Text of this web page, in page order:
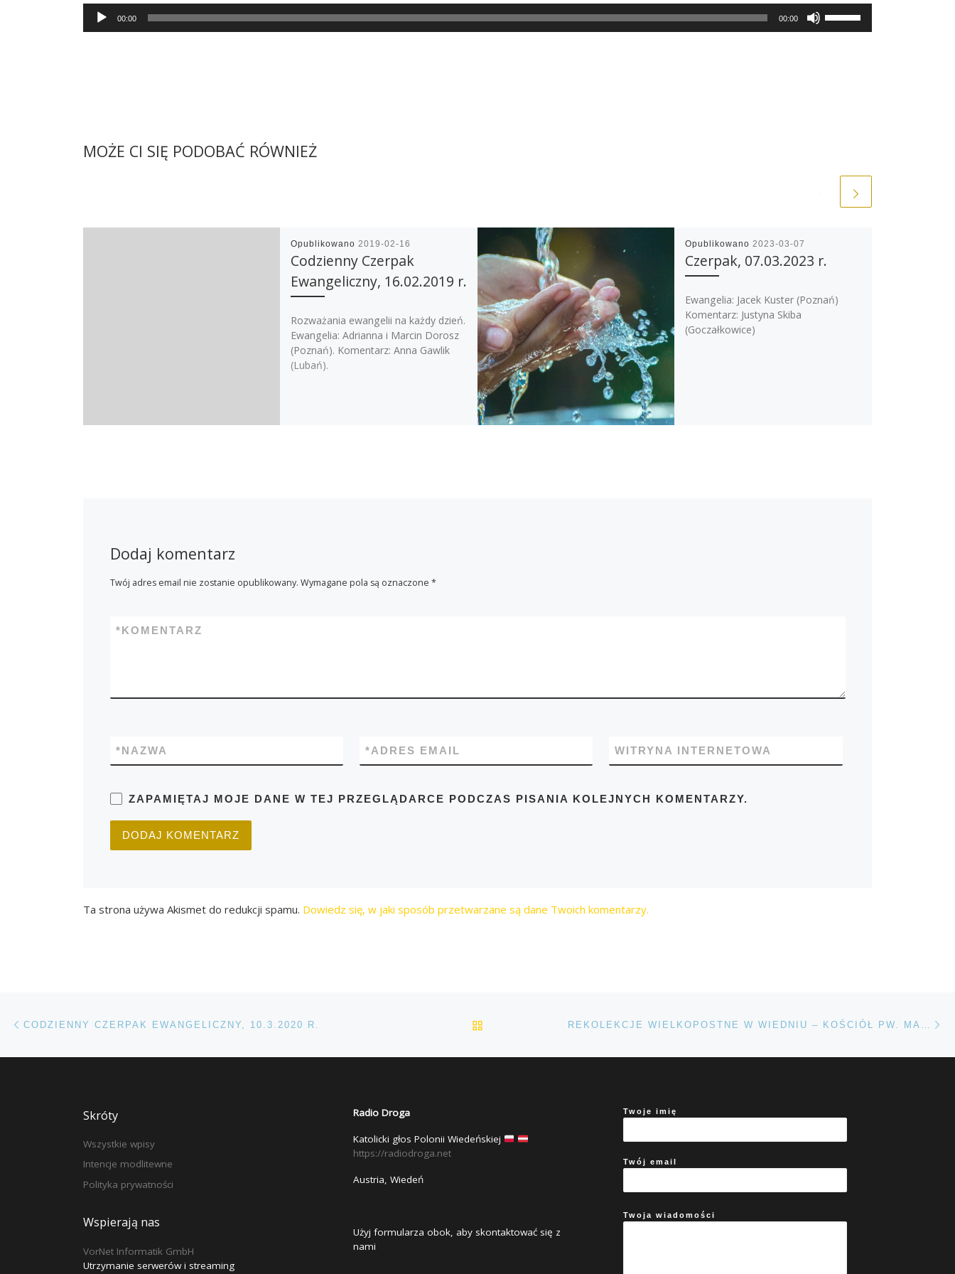
Audio
Player
00:00 00:00
Use
Up/Down
MOŻE CI SIĘ PODOBAĆ RÓWNIEŻ
Opublikowano 2019-02-16
Codzienny Czerpak
Ewangeliczny, 16.02.2019 r.
Rozważania ewangelii na każdy dzień.
Ewangelia: Adrianna i Marcin Dorosz
(Poznań). Komentarz: Anna Gawlik
(Lubań).
Opublikowano 2023-03-07
Czerpak, 07.03.2023 r.
Ewangelia: Jacek Kuster (Poznań)
Komentarz: Justyna Skiba
(Goczałkowice)
Dodaj komentarz
Twój adres email nie zostanie opublikowany. Wymagane pola są oznaczone *
KOMENTARZ
*
NAZWA
* ADRES EMAIL
* WITRYNA INTERNETOWA
ZAPAMIĘTAJ MOJE DANE W TEJ PRZEGLĄDARCE PODCZAS PISANIA KOLEJNYCH KOMENTARZY.
Ta strona używa Akismet do redukcji spamu. Dowiedz się, w jaki sposób przetwarzane są dane Twoich komentarzy.
Przeglądanie Wpisów
CODZIENNY CZERPAK EWANGELICZNY, 10.3.2020 R. POWRÓT DO LISTY POSTÓW
Skróty
Wszystkie wpisy
Intencje modlitewne
Polityka prywatności
Wspierają nas
VorNet Informatik GmbH
Utrzymanie serwerów i streaming
Radio Droga
Katolicki głos Polonii Wiedeńskiej
https://radiodroga.net
Austria, Wiedeń
Użyj formularza obok, aby skontaktować się z
nami
Twoje imię
Twój email
Twoja wiadomości